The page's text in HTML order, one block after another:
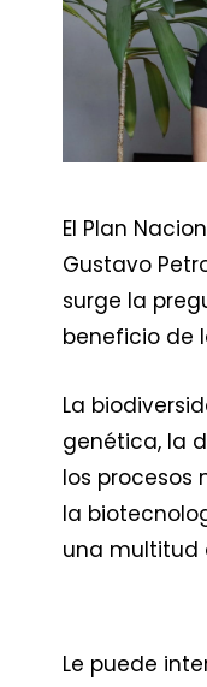
El Plan
Gustavo
surge la
beneficio de
La
genética, la
los procesos
la
una multitud
Le puede